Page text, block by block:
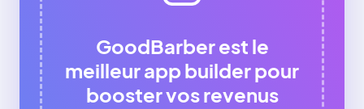
GoodBarber est le
meilleur app builder pour
booster vos revenus